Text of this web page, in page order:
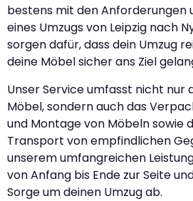
bestens mit den Anforderungen
eines Umzugs von Leipzig nach
sorgen dafür, dass dein Umzug
deine Möbel sicher ans Ziel
Unser Service umfasst nicht nur
Möbel, sondern auch das
und Montage von Möbeln sowie
Transport von empfindlichen
unserem umfangreichen
von Anfang bis Ende zur Seite
Sorge um deinen Umzug ab.